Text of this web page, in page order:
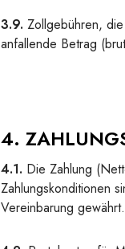
3.9. Zollgebühren,
anfallende Betrag
4.
4.1. Die Zahlung
Zahlungskonditionen
Vereinbarung gewährt.